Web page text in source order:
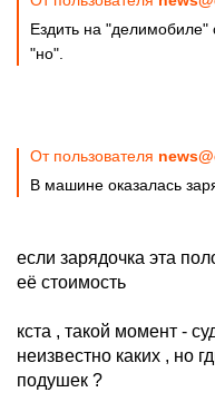
Ездить на "делимобиле"
"но".
От пользователя
В машине оказалась
если зарядочка эта
её стоимость
кста , такой момент -
неизвестно каких , но
подушек ?